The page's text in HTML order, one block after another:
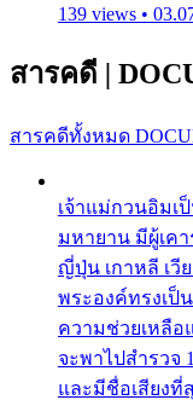
139 views •
สารคดี |
สารคดีทั้งหมด
เจ้าแม่กวนอิมเ
มหายาน มีผู้เค
ญี่ปุ่น เกาหลี เวี
พระองค์ทรงเ
ความช่วยเหลือ
จะพาไปสำรวจ
และมีชื่อเสียงที่